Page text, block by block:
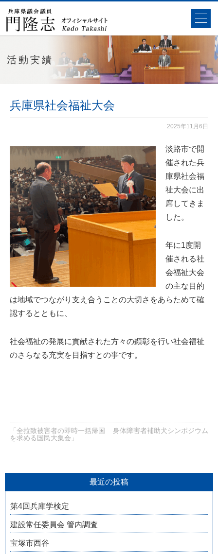
活動実績
兵庫県社会福祉大会
2025年11月6日
淡路市で開
催された兵
庫県社会福
祉大会に出
席してきま
した。
年に1度開
催される社
会福祉大会
の主な目的
は地域でつながり支え合うことの大切さをあらためて確
認するとともに、
社会福祉の発展に貢献された方々の顕彰を行い社会福祉
のさらなる充実を目指すとの事です。
「全拉致被害者の即時一括帰国
を求める国民大集会」
身体障害者補助犬シンポジウム
最近の投稿
第4回兵庫学検定
建設常任委員会 管内調査
宝塚市西谷